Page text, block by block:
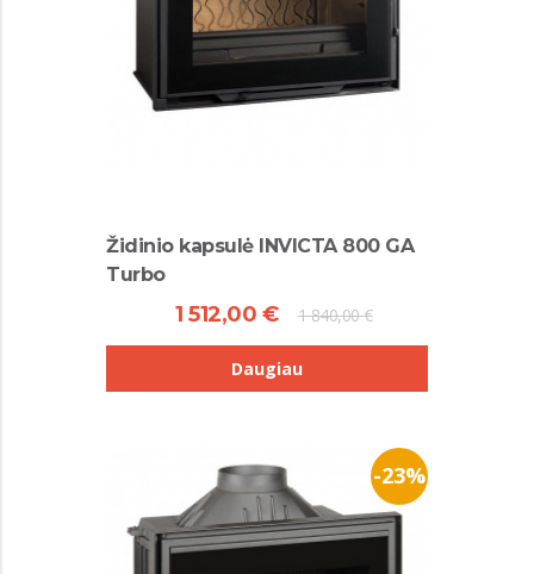
Židinio kapsulė INVICTA 800 GA
Turbo
1 512,00 € 1 840,00 €
Daugiau
-23%